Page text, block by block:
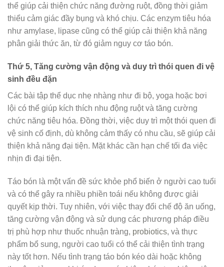
thể giúp cải thiện chức năng đường ruột, đồng thời giảm
thiểu cảm giác đầy bụng và khó chịu. Các enzym tiêu hóa
như amylase, lipase cũng có thể giúp cải thiện khả năng
phân giải thức ăn, từ đó giảm nguy cơ táo bón.
Thứ 5, Tăng cường vận động và duy trì thói quen đi vệ
sinh đều đặn
Các bài tập thể dục nhẹ nhàng như đi bộ, yoga hoặc bơi
lội có thể giúp kích thích nhu động ruột và tăng cường
chức năng tiêu hóa. Đồng thời, việc duy trì một thói quen đi
vệ sinh cố định, dù không cảm thấy có nhu cầu, sẽ giúp cải
thiện khả năng đại tiện. Mặt khác cần hạn chế tối đa việc
nhịn đi đại tiện.
Táo bón là một vấn đề sức khỏe phổ biến ở người cao tuổi
và có thể gây ra nhiều phiền toái nếu không được giải
quyết kịp thời. Tuy nhiên, với việc thay đổi chế độ ăn uống,
tăng cường vận động và sử dụng các phương pháp điều
trị phù hợp như thuốc nhuận tràng, probiotics, và thực
phẩm bổ sung, người cao tuổi có thể cải thiện tình trạng
này tốt hơn. Nếu tình trạng táo bón kéo dài hoặc không